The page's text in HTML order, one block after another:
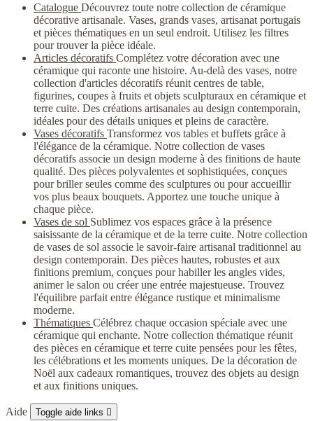
Catalogue Découvrez toute notre collection de céramique
décorative artisanale. Vases, grands vases, artisanat portugais
et pièces thématiques en un seul endroit. Utilisez les filtres
pour trouver la pièce idéale.
Articles décoratifs Complétez votre décoration avec une
céramique qui raconte une histoire. Au-delà des vases, notre
collection d'articles décoratifs réunit centres de table,
figurines, coupes à fruits et objets sculpturaux en céramique et
terre cuite. Des créations artisanales au design contemporain,
idéales pour des détails uniques et pleins de caractère.
Vases décoratifs Transformez vos tables et buffets grâce à
l'élégance de la céramique. Notre collection de vases
décoratifs associe un design moderne à des finitions de haute
qualité. Des pièces polyvalentes et sophistiquées, conçues
pour briller seules comme des sculptures ou pour accueillir
vos plus beaux bouquets. Apportez une touche unique à
chaque pièce.
Vases de sol Sublimez vos espaces grâce à la présence
saisissante de la céramique et de la terre cuite. Notre collection
de vases de sol associe le savoir-faire artisanal traditionnel au
design contemporain. Des pièces hautes, robustes et aux
finitions premium, conçues pour habiller les angles vides,
animer le salon ou créer une entrée majestueuse. Trouvez
l'équilibre parfait entre élégance rustique et minimalisme
moderne.
Thématiques Célébrez chaque occasion spéciale avec une
céramique qui enchante. Notre collection thématique réunit
des pièces en céramique et terre cuite pensées pour les fêtes,
les célébrations et les moments uniques. De la décoration de
Noël aux cadeaux romantiques, trouvez des objets au design
et aux finitions uniques.
Aide Toggle aide links 